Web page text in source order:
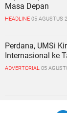
Masa Depan
HEADLINE 05 AGUSTUS
Perdana, UMSi
Internasional ke
ADVERTORIAL 05